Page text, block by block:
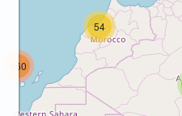
160
54